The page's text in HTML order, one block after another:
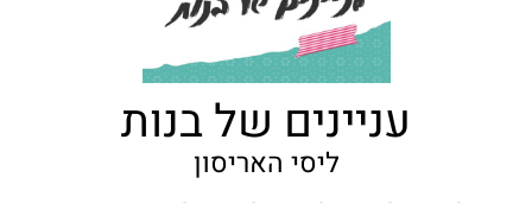
עניינים של בנות
ליסי האריסון